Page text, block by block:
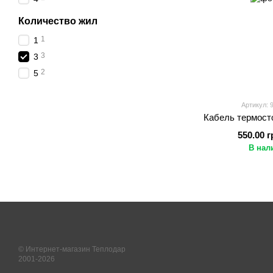
Артикул:
Кабель
550.00
В
Количество жил
1 1
3 3
5 2
© Интернет-магазин Теплодар
2001-2026